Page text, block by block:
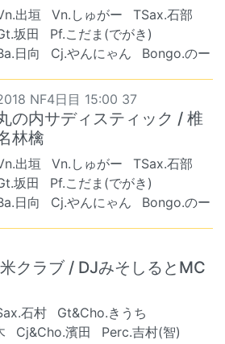
出垣 Vn.しゅがー
TSax.石部
坂田
Pf.こだま(でがき)
日向
Cj.やんにゃん Bongo.のー
NF4日目 15:00 37
の内サディスティック / 椎
林檎
出垣 Vn.しゅがー
TSax.石部
坂田
Pf.こだま(でがき)
日向
Cj.やんにゃん Bongo.のー
クラブ / DJみそしるとMC
石村
Gt&Cho.きうち
Cj&Cho.濱田 Perc.吉村(智)